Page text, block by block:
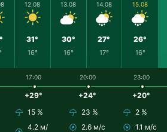
12.08
31°
16°
13.08
30°
16°
14.08
27°
17°
15.08
26°
16°
17:00
+29°
15 %
4.2 м/
20:00
+24°
23 %
2.6 м/с
23:00
+20°
2 %
1.1 м/с